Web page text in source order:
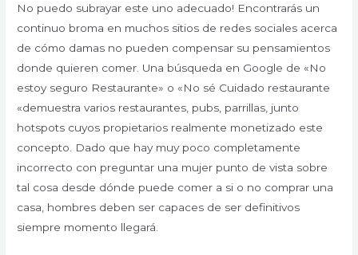
No puedo subrayar este uno adecuado! Encontrarás un
continuo broma en muchos sitios de redes sociales acerca
de cómo damas no pueden compensar su pensamientos
donde quieren comer. Una búsqueda en Google de «No
estoy seguro Restaurante» o «No sé Cuidado restaurante
«demuestra varios restaurantes, pubs, parrillas, junto
hotspots cuyos propietarios realmente monetizado este
concepto. Dado que hay muy poco completamente
incorrecto con preguntar una mujer punto de vista sobre
tal cosa desde dónde puede comer a si o no comprar una
casa, hombres deben ser capaces de ser definitivos
siempre momento llegará.